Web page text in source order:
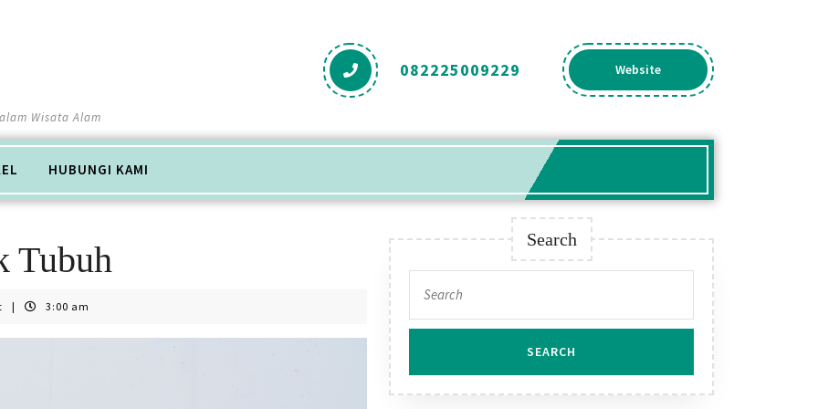
Wisata Alam
082225009229 WebsiteGet
A
HUBUNGI KAMI
Tubuh
| 3:00 am
Search
for: